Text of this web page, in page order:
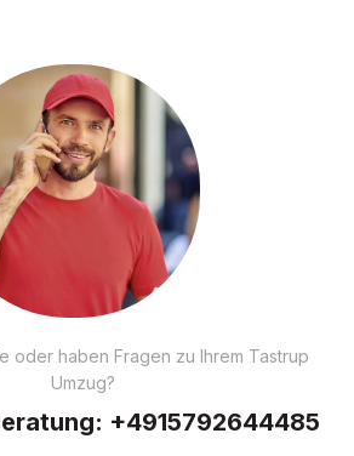
oder haben Fragen zu Ihrem Tastrup
Umzug?
+4915792644485